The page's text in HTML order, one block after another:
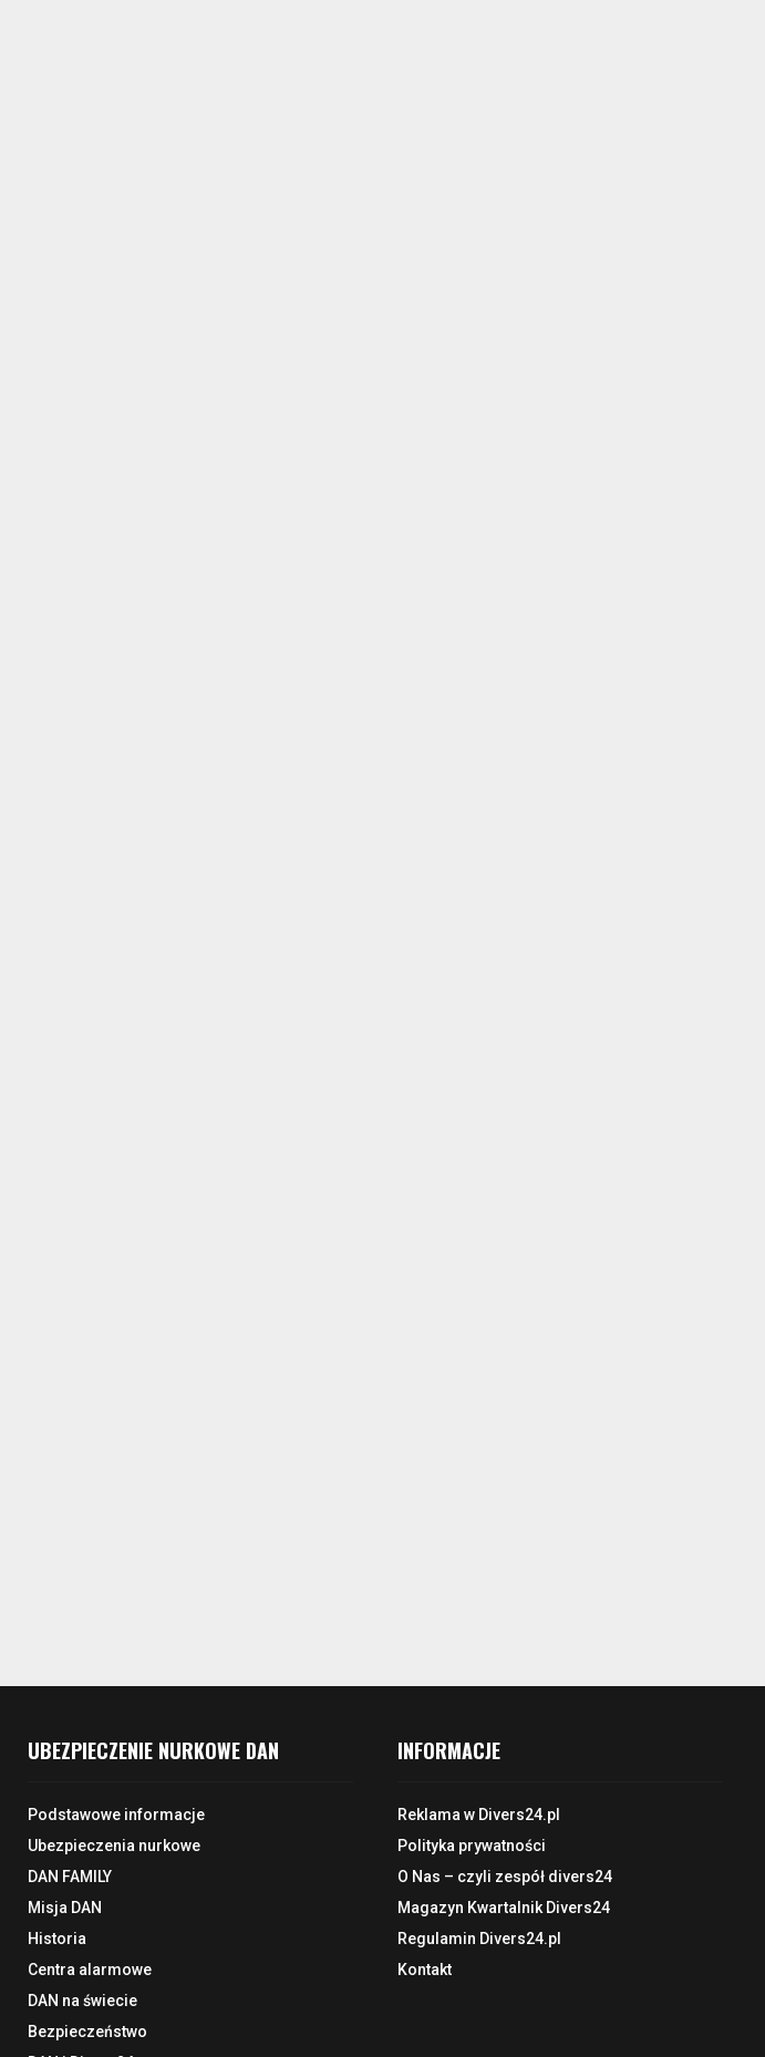
UBEZPIECZENIE NURKOWE DAN
Podstawowe informacje
Ubezpieczenia nurkowe
DAN FAMILY
Misja DAN
Historia
Centra alarmowe
DAN na świecie
Bezpieczeństwo
INFORMACJE
Reklama w Divers24.pl
Polityka prywatności
O Nas – czyli zespół divers24
Magazyn Kwartalnik Divers24
Regulamin Divers24.pl
Kontakt